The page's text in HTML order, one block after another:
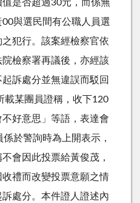
是否超過30元，而係無
與選民間有公職人員選
犯行。該案經檢察官依
檢察署再議後，亦經該
訴處分並無違誤而駁回
載某團員證稱，收下120
好意思」等語，表達會
於警詢時為上開表示，
會因此投票給黃俊茂，
禮而改變投票意願之情
處分。本件證人證述內